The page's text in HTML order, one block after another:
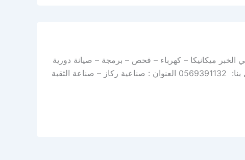
الخبر ميكانيكا – كهرباء – فحص – برمجة – صيانة دورية
– توضيب – سمكرة – رش بوية – صبغ سيارات نحن خيارك الأفضل اتصل بنا: 0569391132 العنوان : صناعية ركاز – صناعة الثقبة